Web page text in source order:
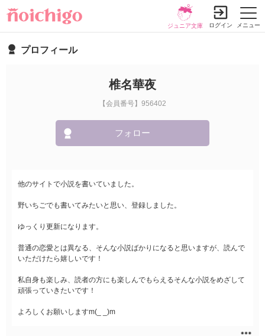
メニュー
ジュニア文庫 ログイン
プロフィール
椎名華夜
【会員番号】956402
フォロー
他のサイトで小説を書いていました。
野いちごでも書いてみたいと思い、登録しました。
ゆっくり更新になります。
普通の恋愛とは異なる、そんな小説ばかりになると思いますが、読んで
いただけたら嬉しいです！
私自身も楽しみ、読者の方にも楽しんでもらえるそんな小説をめざして
頑張っていきたいです！
よろしくお願いしますm(_ _)m